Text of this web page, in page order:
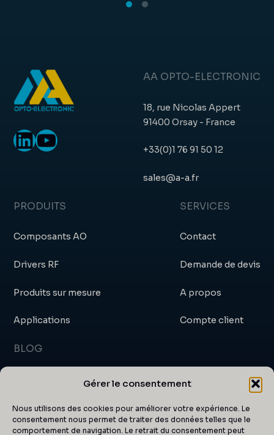
Gérer le consentement
Nous utilisons des cookies pour améliorer votre expérience. Le
consentement nous permet de traiter des données telles que le
comportement de navigation. Le retrait du consentement peut
LinkedIn
YouTube
AA OPTO-ELECTRONIC
18, rue Nicolas Appert
91400 Orsay - France
+33(0)1 76 91 50 12
sales@a-a.fr
PRODUITS
Composants AO
Drivers RF
Produits sur mesure
Applications
SERVICES
Contact
Demande de devis
A propos
Compte client
BLOG
Actualités et événements